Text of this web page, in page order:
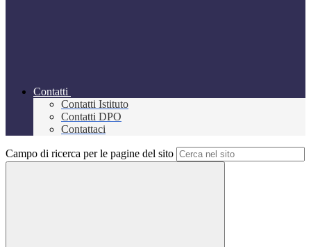
Contatti
Contatti Istituto
Contatti DPO
Contattaci
Campo di ricerca per le pagine del sito